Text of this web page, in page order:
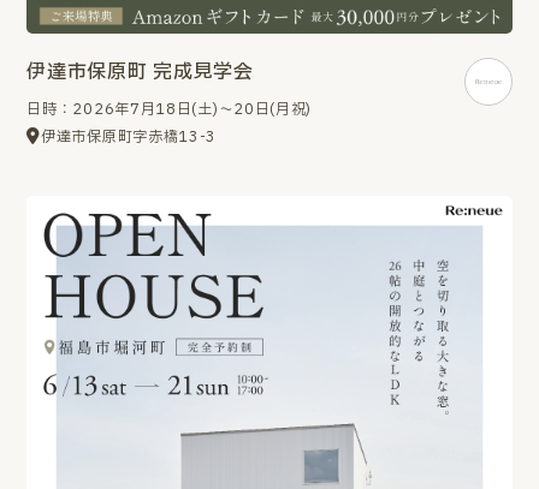
伊達市保原町 完成見学会
日時：2026年7月18日(土)～20日(月祝)
伊達市保原町字赤橋13-3